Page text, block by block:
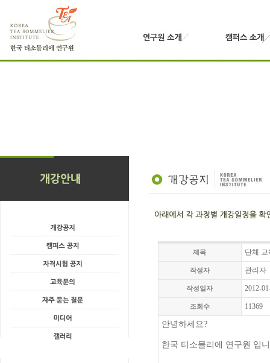
제목 단체
작성자 관리자
작성일자 2012-
조회수 11369
안녕하세요?
한국 티소믈리에 연구원 입